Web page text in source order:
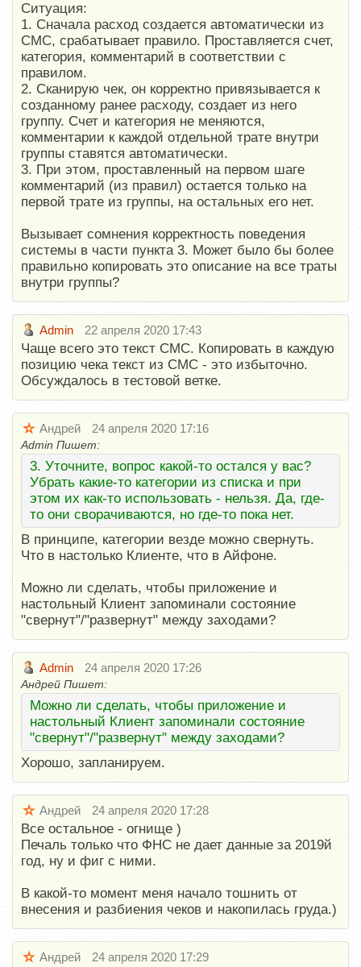
Ситуация:
1. Сначала расход создается автоматически из
СМС, срабатывает правило. Проставляется счет,
категория, комментарий в соответствии с
правилом.
2. Сканирую чек, он корректно привязывается к
созданному ранее расходу, создает из него
группу. Счет и категория не меняются,
комментарии к каждой отдельной трате внутри
группы ставятся автоматически.
3. При этом, проставленный на первом шаге
комментарий (из правил) остается только на
первой трате из группы, на остальных его нет.
Вызывает сомнения корректность поведения
системы в части пункта 3. Может было бы более
правильно копировать это описание на все траты
внутри группы?
Admin 22 апреля 2020 17:43
Чаще всего это текст СМС. Копировать в каждую
позицию чека текст из СМС - это избыточно.
Обсуждалось в тестовой ветке.
Андрей 24 апреля 2020 17:16
Admin Пишет:
3. Уточните, вопрос какой-то остался у вас?
Убрать какие-то категории из списка и при
этом их как-то использовать - нельзя. Да, где-
то они сворачиваются, но где-то пока нет.
В принципе, категории везде можно свернуть.
Что в настолько Клиенте, что в Айфоне.
Можно ли сделать, чтобы приложение и
настольный Клиент запоминали состояние
"свернут"/"развернут" между заходами?
Admin 24 апреля 2020 17:26
Андрей Пишет:
Можно ли сделать, чтобы приложение и
настольный Клиент запоминали состояние
"свернут"/"развернут" между заходами?
Хорошо, запланируем.
Андрей 24 апреля 2020 17:28
Все остальное - огнище )
Печаль только что ФНС не дает данные за 2019й
год, ну и фиг с ними.
В какой-то момент меня начало тошнить от
внесения и разбиения чеков и накопилась груда.)
Андрей 24 апреля 2020 17:29